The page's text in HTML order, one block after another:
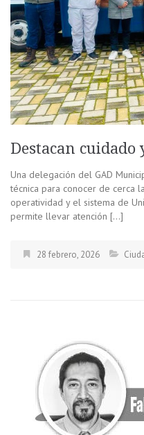
Destacan
Una delegación del GAD
técnica para conocer de cerca
operatividad y el sistema de
permite llevar atención […]
28 febrero, 2026